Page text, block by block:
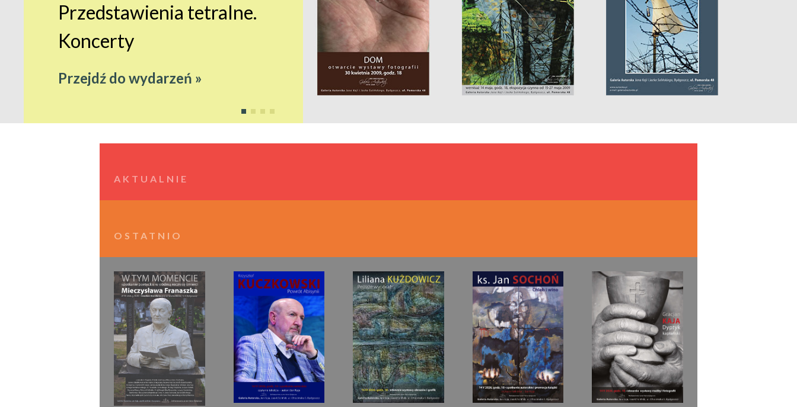
Przedstawienia tetralne.
Koncerty
Przejdź do wydarzeń »
AKTUALNIE
OSTATNIO